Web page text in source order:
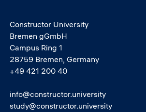
Constructor University
Bremen gGmbH
Campus Ring 1
28759 Bremen, Germany
+49 421 200 40
info@constructor.university
study@constructor.university